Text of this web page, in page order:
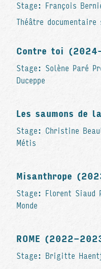
Stage: François
Théâtre
Contre toi
Stage: Solène Paré
Duceppe
Les saumons
Stage: Christine
Métis
Misanthrope
Stage: Florent Siaud
Monde
ROME (2022-
Stage: Brigitte